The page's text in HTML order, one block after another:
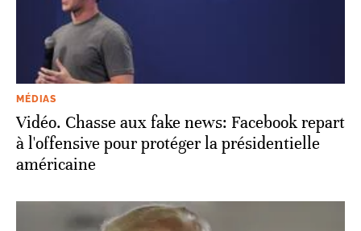
MÉDIAS
Vidéo. Chasse aux fake news: Facebook repart
à l'offensive pour protéger la présidentielle
américaine